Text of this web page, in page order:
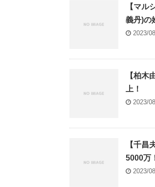
【マル
義丹)の
2023/
【柏木
上！
2023/
【千昌
5000万
2023/